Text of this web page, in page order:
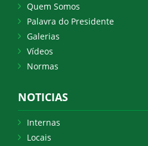
Quem Somos
Palavra do Presidente
Galerias
Vídeos
Normas
NOTICIAS
Internas
Locais